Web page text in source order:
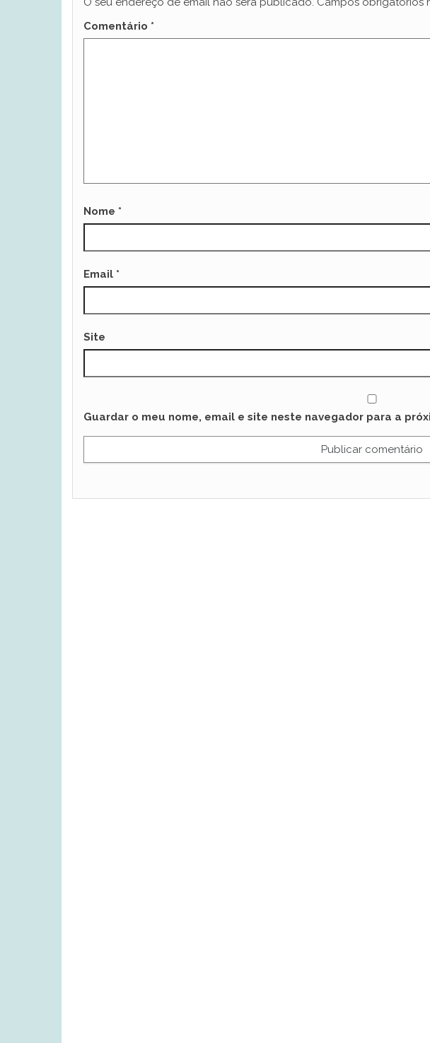
Comentário *
Nome *
Email *
Site
Guardar o meu nome, email e site neste navegador para a